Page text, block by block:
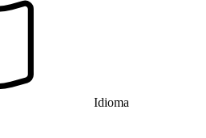
Idioma